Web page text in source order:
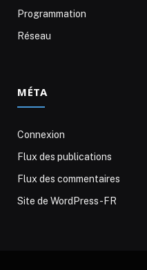
Programmation
Réseau
MÉTA
Connexion
Flux des publications
Flux des commentaires
Site de WordPress-FR